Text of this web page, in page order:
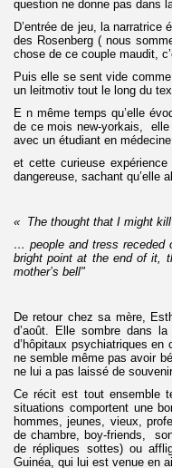
question ne donne pas dans
D’entrée de jeu, la narratrice
des Rosenberg ( nous
chose de ce couple maudit,
Puis elle se sent vide
un leitmotiv tout le long du
E n même temps qu’elle
de ce mois new-yorkais,
avec un étudiant en
et cette curieuse
dangereuse, sachant qu’elle
« The thought that I might
… people and tress receded
bright point at the end of it,
mother’s bell"
De retour chez sa mère,
d’août. Elle sombre dans
d’hôpitaux psychiatriques
ne semble même pas avoir
ne lui a pas laissé de
Ce récit est tout ensemble
situations comportent une
hommes, jeunes, vieux,
de chambre, boy-friends,
de répliques sottes) ou
Guinéa, qui lui est venue en